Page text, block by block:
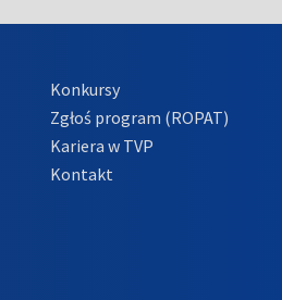
Konkursy
Zgłoś program (ROPAT)
Kariera w TVP
Kontakt